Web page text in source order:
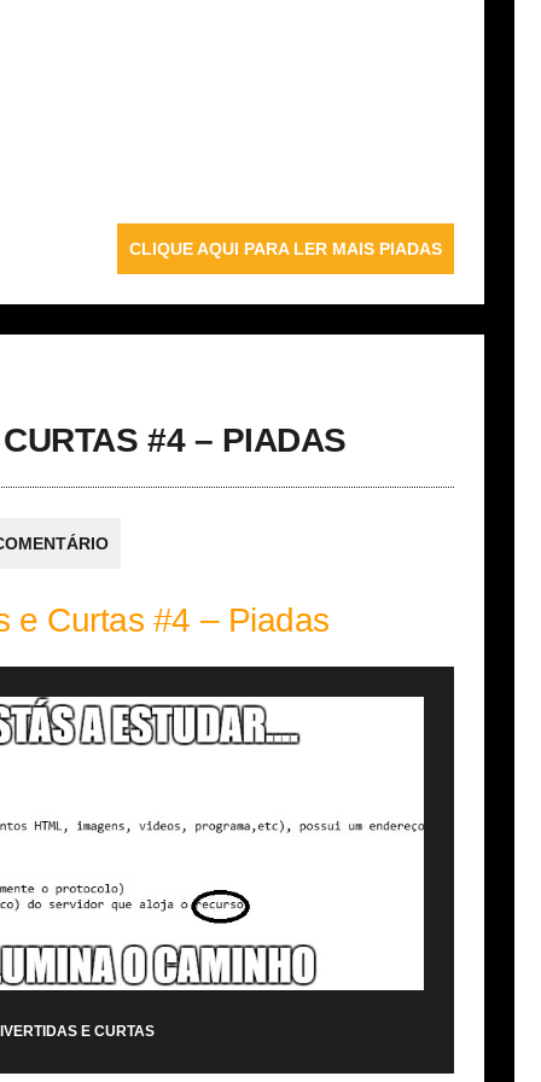
CLIQUE AQUI PARA LER MAIS PIADAS
#4 – PIADAS
e Curtas #4 – Piadas
E CURTAS